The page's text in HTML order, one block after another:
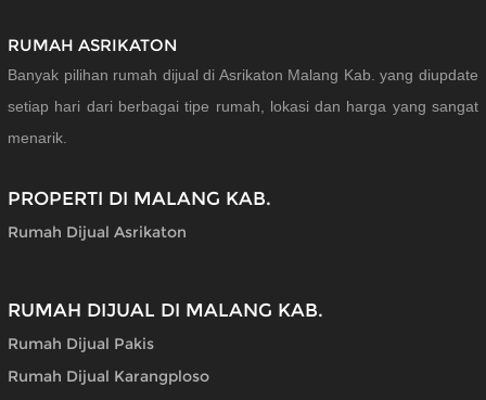
RUMAH ASRIKATON
Banyak pilihan rumah dijual di Asrikaton Malang Kab. yang diupdate
setiap hari dari berbagai tipe rumah, lokasi dan harga yang sangat
menarik.
PROPERTI DI MALANG KAB.
Rumah Dijual Asrikaton
RUMAH DIJUAL DI MALANG KAB.
Rumah Dijual Pakis
Rumah Dijual Karangploso